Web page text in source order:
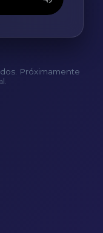
Próximamente